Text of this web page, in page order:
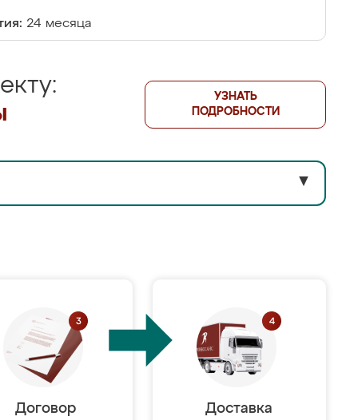
24 месяца
УЗНАТЬ
ПОДРОБНОСТИ
▼
Договор
Доставка